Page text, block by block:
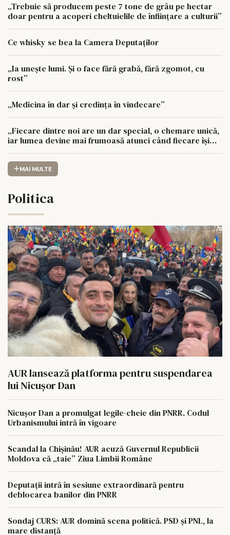
„Trebuie să producem peste 7 tone de grâu pe hectar
doar pentru a acoperi cheltuielile de înființare a culturii”
Ce whisky se bea la Camera Deputaților
„Ia unește lumi. Și o face fără grabă, fără zgomot, cu
rost”
„Medicina în dar și credința în vindecare”
„Fiecare dintre noi are un dar special, o chemare unică,
iar lumea devine mai frumoasă atunci când fiecare își
urmează drumul cu sufletul deschis”
MAI MULTE
Politica
AUR lansează platforma pentru suspendarea
lui Nicușor Dan
Nicușor Dan a promulgat legile-cheie din PNRR. Codul
Urbanismului intră în vigoare
Scandal la Chișinău! AUR acuză Guvernul Republicii
Moldova că „taie” Ziua Limbii Române
Deputații intră în sesiune extraordinară pentru
deblocarea banilor din PNRR
Sondaj CURS: AUR domină scena politică. PSD și PNL, la
mare distanță